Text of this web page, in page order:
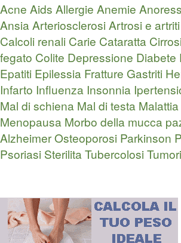
Acne Aids Allergie Anemie
AnsiaArteriosclerosiArtrosi e artriti
Calcoli renali Carie Cataratta
fegato Colite Depressione Diabete
Epatiti Epilessia Fratture Gastriti
Infarto Influenza Insonnia
Mal di schiena Mal di testa
Menopausa Morbo della mucca
AlzheimerOsteoporosi Parkinson
Psoriasi SterilitaTubercolosiTumori